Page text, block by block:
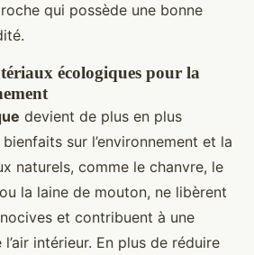
qui possède une bonne
écologiques pour la
devient de plus en plus
sur l’environnement et la
naturels, comme le chanvre, le
la laine de mouton, ne libèrent
et contribuent à une
intérieur. En plus de réduire